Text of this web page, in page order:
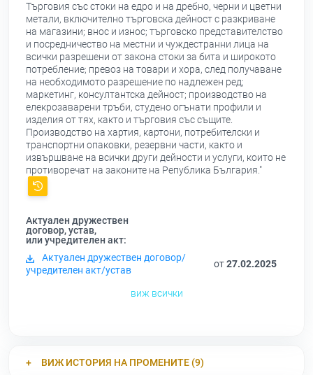
Търговия със стоки на едро и на дребно, черни и цветни
метали, включително търговска дейност с разкриване
на магазини; внос и износ; търговско представителство
и посредничество на местни и чуждестранни лица на
всички разрешени от закона стоки за бита и широкото
потребление; превоз на товари и хора, след получаване
на необходимото разрешение по надлежен ред;
маркетинг, консултантска дейност; производство на
елекрозаварени тръби, студено огънати профили и
изделия от тях, както и търговия със същите.
Производство на хартия, картони, потребителски и
транспортни опаковки, резервни части, както и
извършване на всички други дейности и услуги, които не
противоречат на законите на Република България."
Актуален дружествен
договор, устав,
или учредителен акт:
Актуален дружествен договор/
учредителен акт/устав
от27.02.2025
виж всички
ВИЖ ИСТОРИЯ НА ПРОМЕНИТЕ (9)